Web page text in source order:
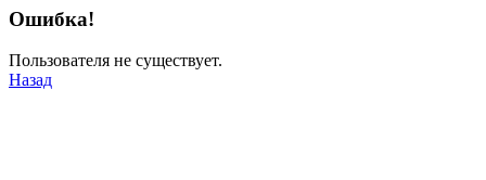
Ошибка!
Пользователя не существует.
Назад